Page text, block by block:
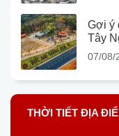
Gợi ý
Tây
07/08/
THỜI TIẾT ĐỊA